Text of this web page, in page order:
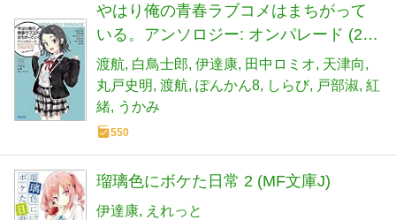
やはり俺の青春ラブコメはまちがって
いる。アンソロジー: オンパレード (2)
(ガガガ文庫 わ 3-26)
渡航 白鳥士郎 伊達康 田中ロミオ 天津向
丸戸史明 渡航 ぽんかん8 しらび 戸部淑 紅
緒
うかみ
550
瑠璃色にボケた日常 2 (MF文庫J)
伊達康 えれっと